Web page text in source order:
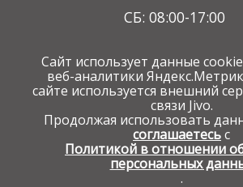
СБ: 08:00-17:00
Разработка сайта -
ЦСС
Разработка, поддержка и
сайтов
Сайт использует данные
веб-аналитики
сайте используется внешний
связи Jivo.
Продолжая использовать
соглашаетесьс
Политикой в отношении
персональных
.